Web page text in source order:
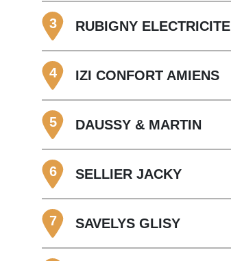
3 RUBIGNY ELECTRICITE
4 IZI CONFORT AMIENS
5 DAUSSY & MARTIN
6 SELLIER JACKY
7 SAVELYS GLISY